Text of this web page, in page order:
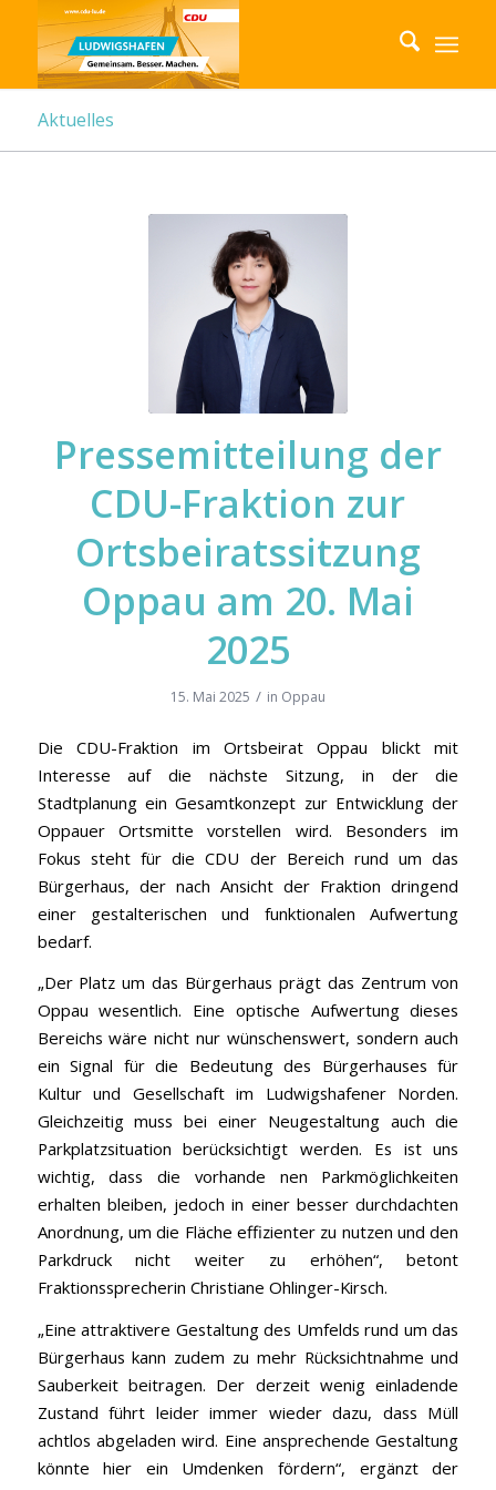
Aktuelles
Pressemitteilung der
CDU-Fraktion zur
Ortsbeiratssitzung
Oppau am 20. Mai
2025
15. Mai 2025 / in Oppau
Die CDU-Fraktion im Ortsbeirat Oppau blickt mit
Interesse auf die nächste Sitzung, in der die
Stadtplanung ein Gesamtkonzept zur Entwicklung der
Oppauer Ortsmitte vorstellen wird. Besonders im
Fokus steht für die CDU der Bereich rund um das
Bürgerhaus, der nach Ansicht der Fraktion dringend
einer gestalterischen und funktionalen Aufwertung
bedarf.
„Der Platz um das Bürgerhaus prägt das Zentrum von
Oppau wesentlich. Eine optische Aufwertung dieses
Bereichs wäre nicht nur wünschenswert, sondern auch
ein Signal für die Bedeutung des Bürgerhauses für
Kultur und Gesellschaft im Ludwigshafener Norden.
Gleichzeitig muss bei einer Neugestaltung auch die
Parkplatzsituation berücksichtigt werden. Es ist uns
wichtig, dass die vorhande nen Parkmöglichkeiten
erhalten bleiben, jedoch in einer besser durchdachten
Anordnung, um die Fläche effizienter zu nutzen und den
Parkdruck nicht weiter zu erhöhen“, betont
Fraktionssprecherin Christiane Ohlinger-Kirsch.
„Eine attraktivere Gestaltung des Umfelds rund um das
Bürgerhaus kann zudem zu mehr Rücksichtnahme und
Sauberkeit beitragen. Der derzeit wenig einladende
Zustand führt leider immer wieder dazu, dass Müll
achtlos abgeladen wird. Eine ansprechende Gestaltung
könnte hier ein Umdenken fördern“, ergänzt der